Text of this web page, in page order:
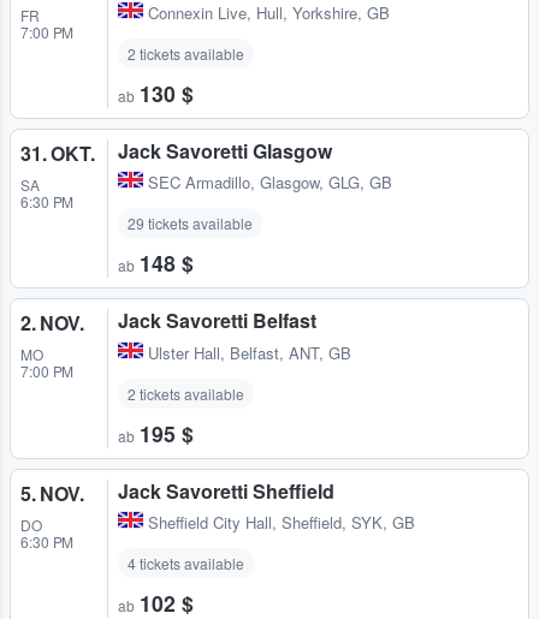
FR
7:00 PM
Connexin Live, Hull, Yorkshire, GB
2 tickets available
ab 130 $
31. OKT.
SA
6:30 PM
Jack Savoretti Glasgow
SEC Armadillo, Glasgow, GLG, GB
29 tickets available
ab 148 $
2. NOV.
MO
7:00 PM
Jack Savoretti Belfast
Ulster Hall, Belfast, ANT, GB
2 tickets available
ab 195 $
5. NOV.
DO
6:30 PM
Jack Savoretti Sheffield
Sheffield City Hall, Sheffield, SYK, GB
4 tickets available
ab 102 $